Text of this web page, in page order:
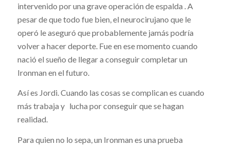
intervenido por una grave operación de espalda . A
pesar de que todo fue bien, el neurocirujano que le
operó le aseguró que probablemente jamás podría
volver a hacer deporte. Fue en ese momento cuando
nació el sueño de llegar a conseguir completar un
Ironman en el futuro.
Así es Jordi. Cuando las cosas se complican es cuando
más trabaja y lucha por conseguir que se hagan
realidad.
Para quien no lo sepa, un Ironman es una prueba